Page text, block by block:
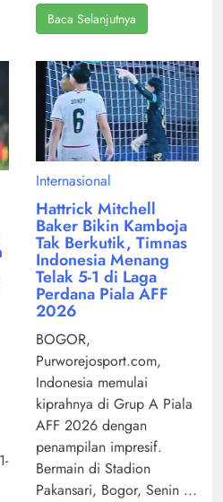
Baca Selanjutnya
Internasional
Hattrick Mitchell
Baker Bikin Kamboja
Tak Berkutik, Timnas
Indonesia Menang
Telak 5-1 di Laga
Perdana Piala AFF
2026
BOGOR,
Purworejosport.com,
Indonesia memulai
kiprahnya di Grup A Piala
AFF 2026 dengan
penampilan impresif.
Bermain di Stadion
Pakansari, Bogor, Senin ...